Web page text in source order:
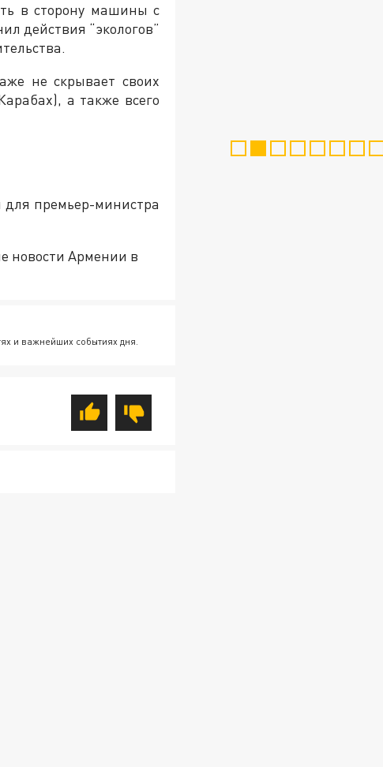
в сторону машины с
действия “экологов”
не скрывает своих
а также всего
премьер-министра
новости Армении в
и важнейших событиях дня.